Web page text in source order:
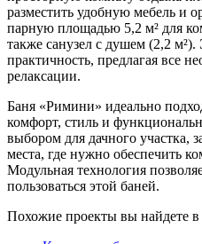
разместить удобную мебель и
парную площадью 5,2 м² для
также санузел с душем (2,2 м²).
практичность, предлагая все
релаксации.
Баня «Римини» идеально
комфорт, стиль и
выбором для дачного участка,
места, где нужно обеспечить
Модульная технология
пользоваться этой баней.
Похожие проекты вы найдете в